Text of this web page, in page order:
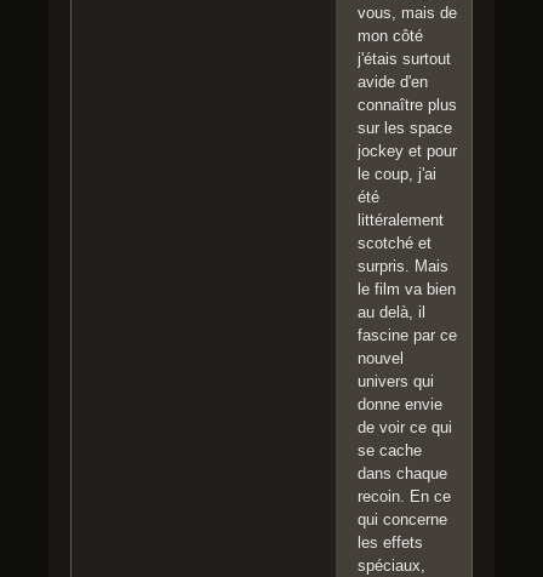
vous, mais de
mon côté
j'étais surtout
avide d'en
connaître plus
sur les space
jockey et pour
le coup, j'ai
été
littéralement
scotché et
surpris. Mais
le film va bien
au delà, il
fascine par ce
nouvel
univers qui
donne envie
de voir ce qui
se cache
dans chaque
recoin. En ce
qui concerne
les effets
spéciaux,